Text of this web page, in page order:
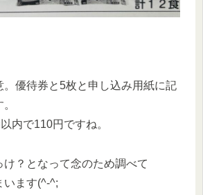
。優待券と5枚と申し込み用紙に記
内で110円ですね。
？となって念のため調べて
います(^-^;